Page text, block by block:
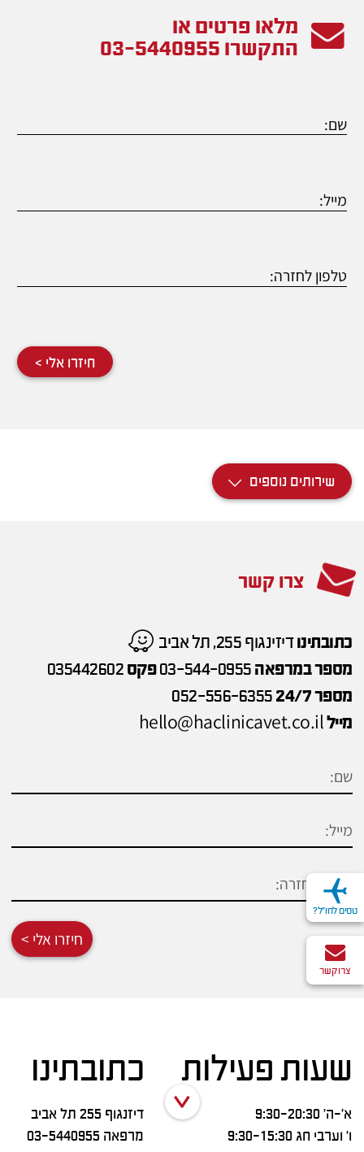
מלאו פרטים או
התקשרו 03-5440955
חיזרו אלי >
שירותים נוספים
צרו קשר
כתובתינודיזינגוף 255, תל אביב
מספר במרפאה 03-544-0955פקס 035442602
מספר 24/7
052-556-6355
מיילhello@haclinicavet.co.il
חיזרו אלי >
טסים לחו"ל?
צרו קשר
שעות פעילות
א’-ה’ 9:30-20:30
ו’ וערבי חג 9:30-15:30
כתובתינו
דיזנגוף 255 תל אביב
מרפאה 03-5440955